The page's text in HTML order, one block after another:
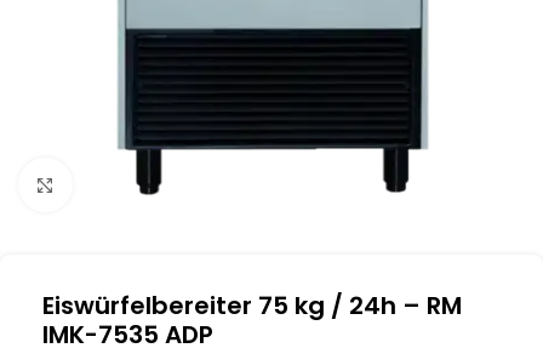
Klick zum Vergrößern
Eiswürfelbereiter 75 kg / 24h – RM
IMK-7535 ADP